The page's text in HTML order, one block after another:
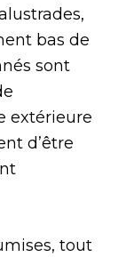
bas de
sont
extérieure
d’être
tout